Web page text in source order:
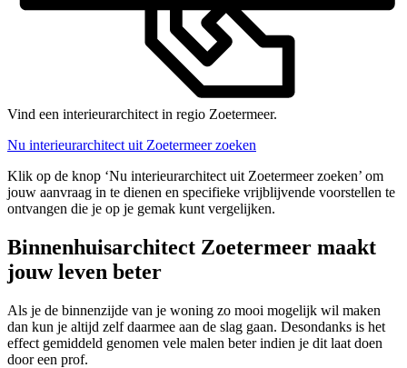
Vind een interieurarchitect in regio Zoetermeer.
Nu interieurarchitect uit Zoetermeer zoeken
Klik op de knop ‘Nu interieurarchitect uit Zoetermeer zoeken’ om
jouw aanvraag in te dienen en specifieke vrijblijvende voorstellen te
ontvangen die je op je gemak kunt vergelijken.
Binnenhuisarchitect Zoetermeer maakt
jouw leven beter
Als je de binnenzijde van je woning zo mooi mogelijk wil maken
dan kun je altijd zelf daarmee aan de slag gaan. Desondanks is het
effect gemiddeld genomen vele malen beter indien je dit laat doen
door een prof.